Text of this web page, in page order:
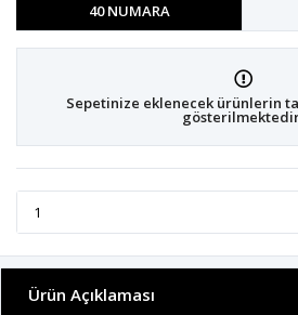
40 NUMARA
Sepetinize eklenecek ürünlerin
Ürün Açıklaması